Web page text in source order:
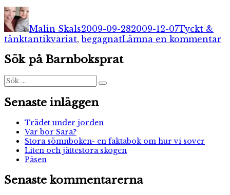
Författare
Malin Skals2009-09-282009-12-07Tyckt &
tänktEtiketter
antikvariat,begagnatLämna en kommentar
Sök på Barnboksprat
Sök
efter:
Sök
Senaste inläggen
Trädet under jorden
Var bor Sara?
Stora sömnboken- en faktabok om hur vi sover
Liten och jättestora skogen
Påsen
Senaste kommentarerna